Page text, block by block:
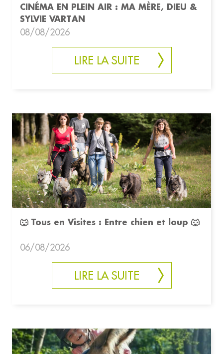
CINÉMA EN PLEIN AIR : MA MÈRE, DIEU &
SYLVIE VARTAN
08/08/2026
LIRE LA SUITE
🐺 Tous en Visites : Entre chien et loup 🐺
06/08/2026
LIRE LA SUITE